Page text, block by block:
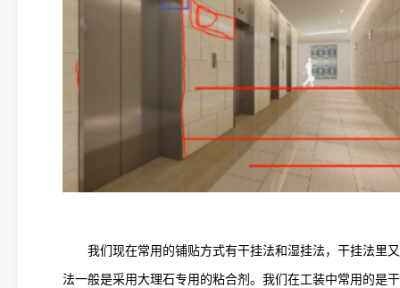
我们现在常用的铺贴方式有干挂法和湿挂法，干挂法里
法一般是采用大理石专用的粘合剂。我们在工装中常用的是